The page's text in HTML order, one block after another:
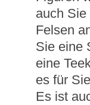
auch
Felsen
Sie eine
eine
es für
Es ist